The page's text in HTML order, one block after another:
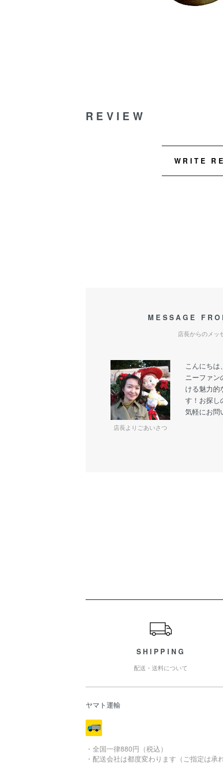
REVIEW
WRITE
MESSAGE
店長からのメッ
店長よりごあいさつ
こんにちは
ニーファン
ける魅力的
す！お探し
気軽にお問
SHIPPING
配送・送料について
ヤマト運輸
・全国一律880円（税込）
・配送会社は都度変わります（ご指定は承